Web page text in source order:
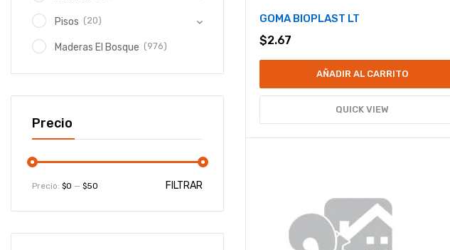
GOMA BIOPLAST LT
$2.67
AÑADIR AL CARRITO
QUICK VIEW
Pisos (20)
Maderas El Bosque (976)
Precio
FILTRAR
Precio: $0 — $50